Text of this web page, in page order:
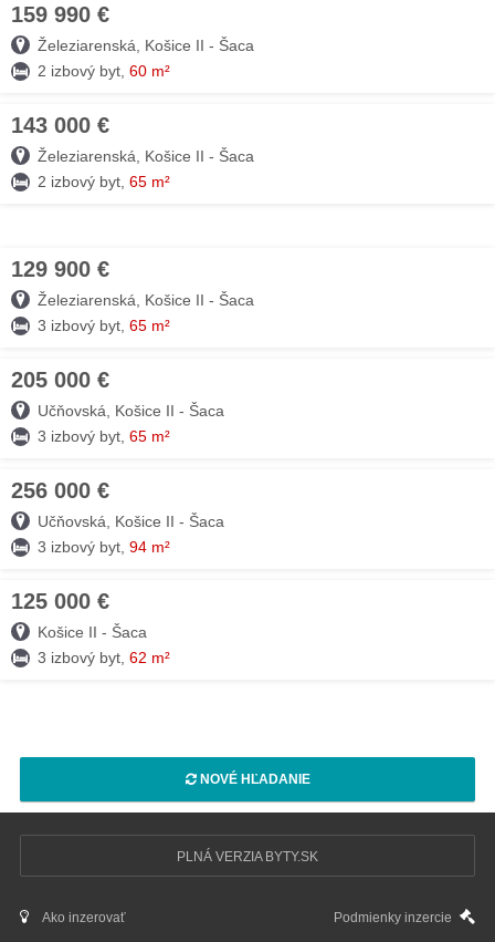
159 990 €
Železiarenská, Košice II - Šaca
2 izbový byt, 60 m²
143 000 €
Železiarenská, Košice II - Šaca
2 izbový byt, 65 m²
129 900 €
Železiarenská, Košice II - Šaca
3 izbový byt, 65 m²
205 000 €
Učňovská, Košice II - Šaca
3 izbový byt, 65 m²
256 000 €
Učňovská, Košice II - Šaca
3 izbový byt, 94 m²
125 000 €
Košice II - Šaca
3 izbový byt, 62 m²
NOVÉ HĽADANIE
PLNÁ VERZIA BYTY.SK
Ako inzerovať Podmienky inzercie